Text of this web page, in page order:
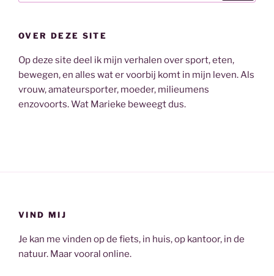
OVER DEZE SITE
Op deze site deel ik mijn verhalen over sport, eten,
bewegen, en alles wat er voorbij komt in mijn leven. Als
vrouw, amateursporter, moeder, milieumens
enzovoorts. Wat Marieke beweegt dus.
VIND MIJ
Je kan me vinden op de fiets, in huis, op kantoor, in de
natuur. Maar vooral online.